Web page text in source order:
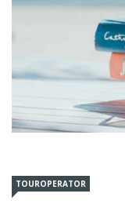
TOUROPERATOR